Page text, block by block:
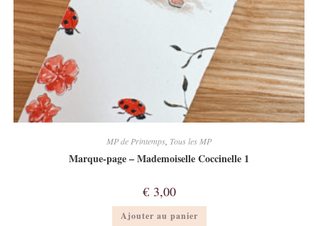
MP de Printemps Tous les MP
Marque-page – Mademoiselle Coccinelle 1
€3,00
Ajouter au panier